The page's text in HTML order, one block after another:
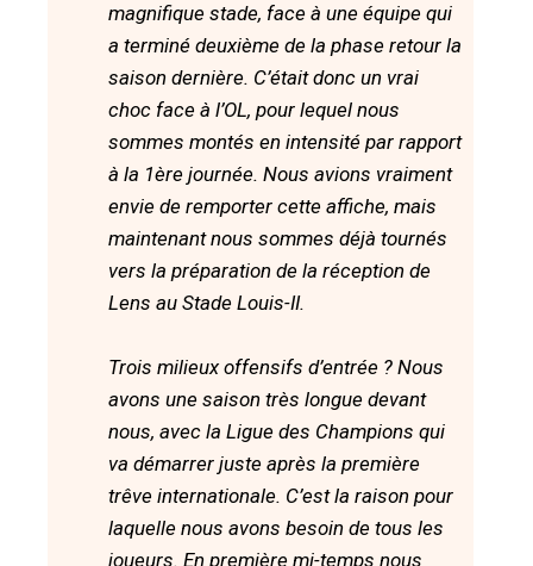
magnifique stade, face à une équipe qui
a terminé deuxième de la phase retour la
saison dernière. C’était donc un vrai
choc face à l’OL, pour lequel nous
sommes montés en intensité par rapport
à la 1ère journée. Nous avions vraiment
envie de remporter cette affiche, mais
maintenant nous sommes déjà tournés
vers la préparation de la réception de
Lens au Stade Louis-II.
Trois milieux offensifs d’entrée ? Nous
avons une saison très longue devant
nous, avec la Ligue des Champions qui
va démarrer juste après la première
trêve internationale. C’est la raison pour
laquelle nous avons besoin de tous les
joueurs. En première mi-temps nous